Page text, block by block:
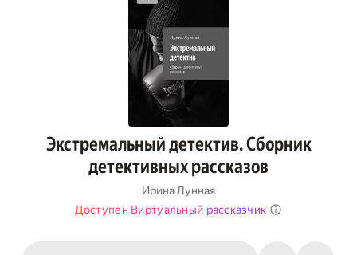
Экстремальный детектив. Сборник
детективных рассказов
Ирина Лунная
Доступен Виртуальный рассказчик